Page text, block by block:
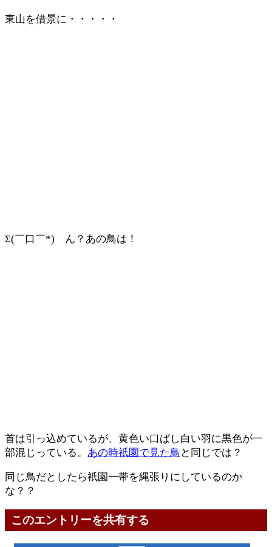
東山を借景に・・・・・
Σ(￣口￣*) ん？あの鳥は！
首は引っ込めているが、黄色い口ばし白い羽に黒色が一
部混じっている。 あの時祇園で見た鳥 と同じでは？
同じ鳥だとしたら祇園一帯を縄張りにしているのか
な？？
このエントリーを共有する